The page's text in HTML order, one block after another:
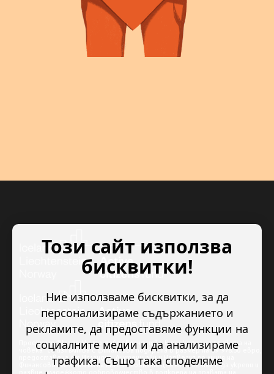
Проектът “Младежкото доброволчество в подкрепа на правата на
човека” се изпълнява с финансова подкрепа в размер на 89 978.50 евро,
предоставена от Исландия, Лихтенщайн и Норвегия по линия на
Финансовия механизъм на ЕИП. Основната цел на проекта е да укрепи и
Този сайт използва
бисквитки!
Ние използваме бисквитки, за да
персонализираме съдържанието и
рекламите, да предоставяме функции на
социалните медии и да анализираме
трафика. Също така споделяме